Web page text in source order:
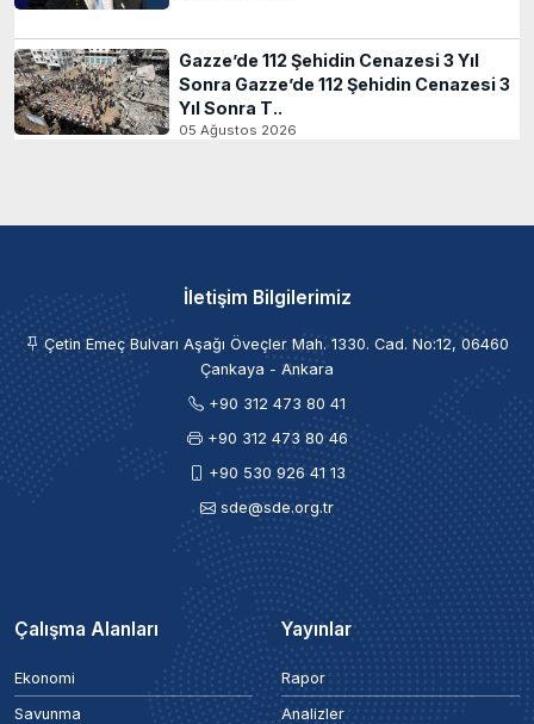
Gazze’de 112 Şehidin Cenazesi 3 Yıl
Sonra Gazze’de 112 Şehidin Cenazesi 3
Yıl Sonra T..
05 Ağustos 2026
İletişim Bilgilerimiz
Çetin Emeç Bulvarı Aşağı Öveçler Mah. 1330. Cad. No:12, 06460
Çankaya - Ankara
+90 312 473 80 41
+90 312 473 80 46
+90 530 926 41 13
sde@sde.org.tr
Çalışma Alanları
Ekonomi
Savunma
Yayınlar
Rapor
Analizler